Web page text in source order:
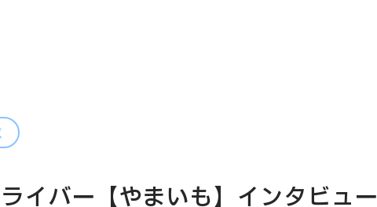
イバー【やまいも】インタビュー